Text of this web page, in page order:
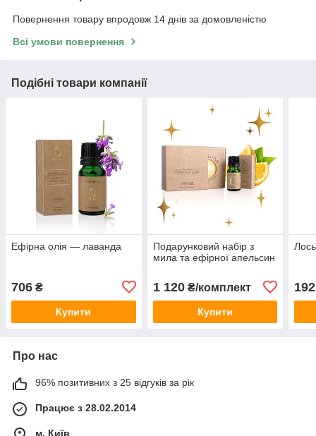
Повернення товару впродовж 14 днів за домовленістю
Всі умови повернення
Подібні товари компанії
Ефірна олія — лаванда
706 ₴
Купити
Подарунковий набір з
мила та ефірної апельсин
1 120₴/комплект
Купити
192
Про нас
96% позитивних з 25 відгуків за рік
Працює з 28.02.2014
м. Київ